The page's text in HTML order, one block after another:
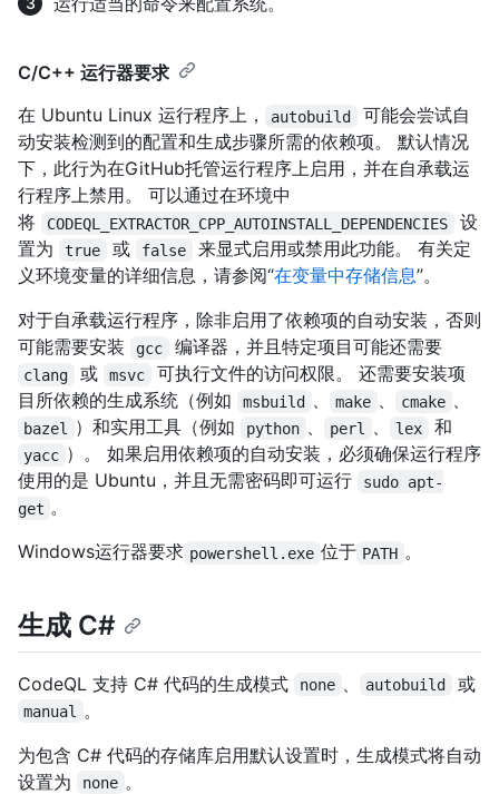
C/C++ 运行器要求
在 Ubuntu Linux 运行程序上，
autobuild
可能会尝试自
动安装检测到的配置和生成步骤所需的依赖项。 默认情况
下，此行为在GitHub托管运行程序上启用，并在自承载运
行程序上禁用。 可以通过在环境中
将
CODEQL_EXTRACTOR_CPP_AUTOINSTALL_DEPENDENCIES
设
置为
true 或 false
来显式启用或禁用此功能。 有关定
义环境变量的详细信息，请参阅“在变量中存储信息”。
对于自承载运行程序，除非启用了依赖项的自动安装，否则
可能需要安装
gcc 编译器，并且特定项目可能还需要
clang 或 msvc
可执行文件的访问权限。 还需要安装项
目所依赖的生成系统（例如
msbuild 、 make 、 cmake 、
bazel ）和实用工具（例如 python 、 perl 、 lex 和
yacc ）。 如果启用依赖项的自动安装，必须确保运行程序
使用的是 Ubuntu，并且无需密码即可运行
sudo apt-
get 。
Windows运行器要求 powershell.exe 位于 PATH 。
生成 C#
CodeQL 支持 C# 代码的生成模式 none autobuild 或
manual
。
为包含 C# 代码的存储库启用默认设置时，生成模式将自动
设置为
none 。